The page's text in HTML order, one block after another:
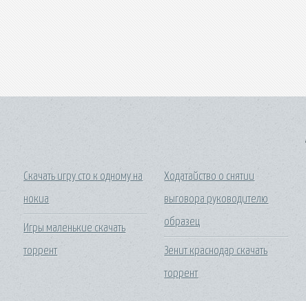
Скачать игру сто к одному на
нокиа
Игры маленькие скачать
торрент
Ходатайство о снятии
выговора руководителю
образец
Зенит краснодар скачать
торрент